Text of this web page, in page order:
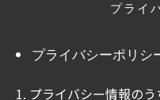
プライ
プライバシーポリシ
1. プライバシー情報の